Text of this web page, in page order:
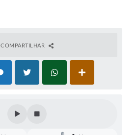
COMPARTILHAR